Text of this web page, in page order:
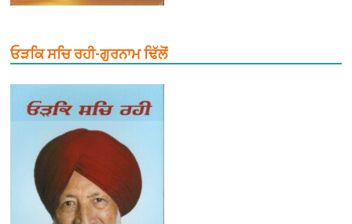
ਓੜਕਿ ਸਚਿ ਰਹੀ-ਗੁਰਨਾਮ ਢਿੱਲੋਂ